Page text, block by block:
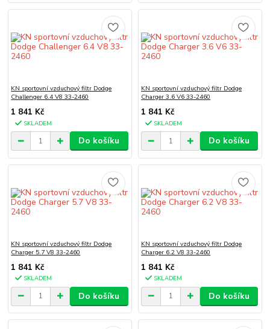
KN sportovní vzduchový filtr Dodge
Challenger 6.4 V8 33-2460
1 841 Kč
SKLADEM
Do košíku
KN sportovní vzduchový filtr Dodge
Charger 3.6 V6 33-2460
1 841 Kč
SKLADEM
Do košíku
KN sportovní vzduchový filtr Dodge
Charger 5.7 V8 33-2460
1 841 Kč
SKLADEM
Do košíku
KN sportovní vzduchový filtr Dodge
Charger 6.2 V8 33-2460
1 841 Kč
SKLADEM
Do košíku